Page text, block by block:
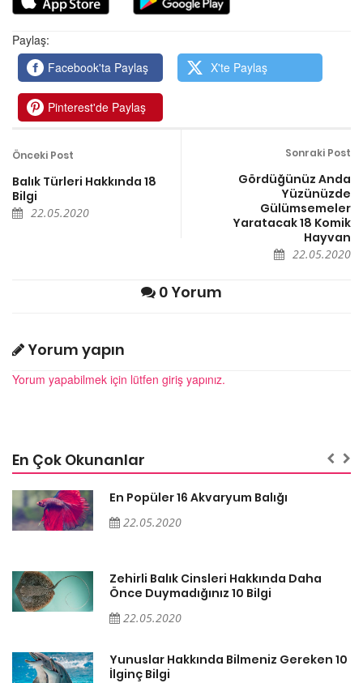
Paylaş:
Facebook'ta Paylaş
X'te Paylaş
Pinterest'de Paylaş
Önceki Post
Balık Türleri Hakkında 18
Bilgi
22.05.2020
Sonraki Post
Gördüğünüz Anda
Yüzünüzde
Gülümsemeler
Yaratacak 18 Komik
Hayvan
22.05.2020
0 Yorum
Yorum yapın
Yorum yapabilmek için lütfen giriş yapınız.
En Çok Okunanlar
En Popüler 16 Akvaryum Balığı
22.05.2020
Zehirli Balık Cinsleri Hakkında Daha
Önce Duymadığınız 10 Bilgi
22.05.2020
Yunuslar Hakkında Bilmeniz Gereken 10
İlginç Bilgi